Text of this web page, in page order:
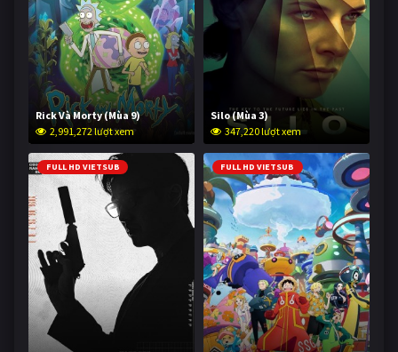
Rick Và Morty (Mùa 9)
2,991,272 lượt xem
Silo (Mùa 3)
347,220 lượt xem
FULL HD VIETSUB FULL HD VIETSUB